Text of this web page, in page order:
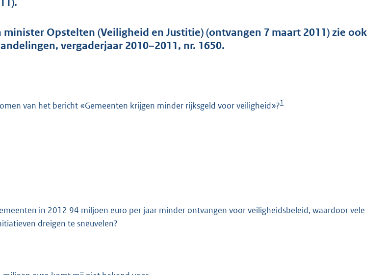
g
t
Opstelten (Veiligheid en Justitie) (ontvangen 7 maart 2011) zie ook
vergaderjaar 2010–2011, nr. 1650.
van het bericht «Gemeenten krijgen minder rijksgeld voor veiligheid»?1
in 2012 94 miljoen euro per jaar minder ontvangen voor veiligheidsbeleid, waardoor vele
dreigen te sneuvelen?